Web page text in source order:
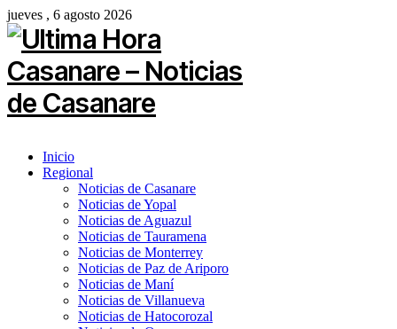
jueves , 6 agosto 2026
Inicio
Regional
Noticias de Casanare
Noticias de Yopal
Noticias de Aguazul
Noticias de Tauramena
Noticias de Monterrey
Noticias de Paz de Ariporo
Noticias de Maní
Noticias de Villanueva
Noticias de Hatocorozal